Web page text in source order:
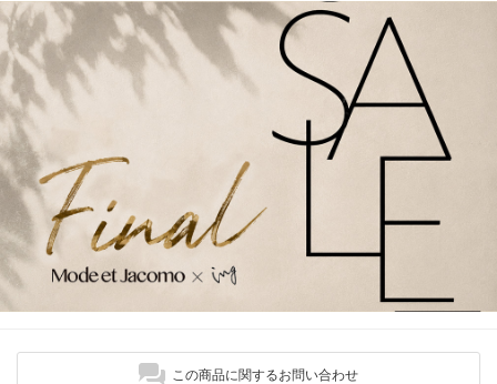
この商品に関するお問い合わせ